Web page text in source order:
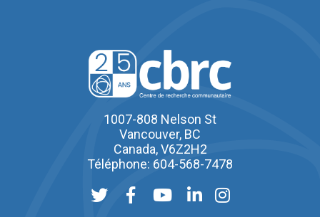
1007-808 Nelson St
Vancouver, BC
Canada, V6Z2H2
Téléphone: 604-568-7478